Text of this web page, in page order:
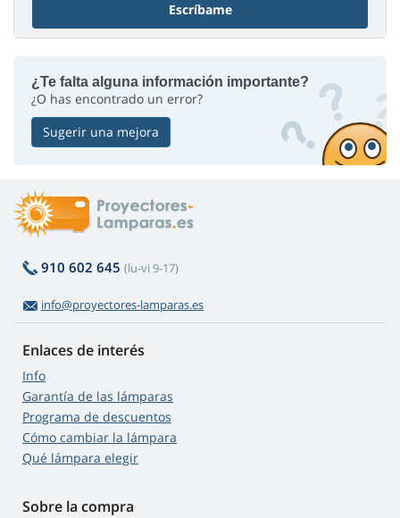
Escríbame
¿Te falta alguna información importante?
¿O has encontrado un error?
Sugerir una mejora
910 602 645 (lu-vi 9-17)
info@proyectores-lamparas.es
Enlaces de interés
Info
Garantía de las lámparas
Programa de descuentos
Cómo cambiar la lámpara
Qué lámpara elegir
Sobre la compra